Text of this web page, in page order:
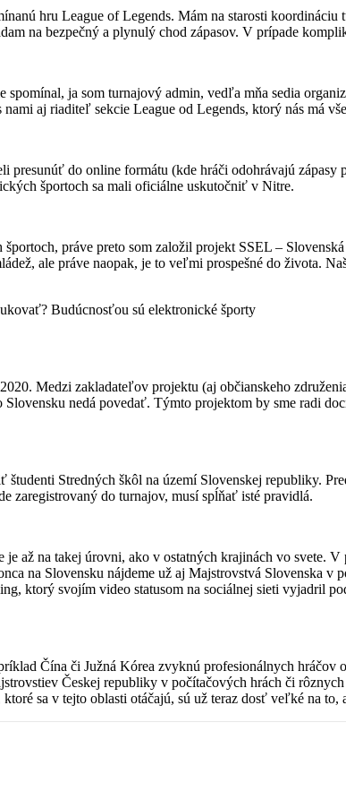
hru League of Legends. Mám na starosti
na bezpečný a plynulý chod zápasov. V prípade
ja som turnajový admin, vedľa mňa sedia
aj riaditeľ sekcie League od Legends, ktorý nás má
presunúť do online formátu (kde hráči odohrávajú
športoch sa mali oficiálne uskutočniť v Nitre.
práve preto som založil projekt SSEL –
ale práve naopak, je to veľmi prospešné do života.
Medzi zakladateľov projektu (aj občianskeho
nedá povedať. Týmto projektom by sme radi
Stredných škôl na území Slovenskej republiky.
zaregistrovaný do turnajov, musí spĺňať isté pravidlá.
až na takej úrovni, ako v ostatných krajinách vo svete.
na Slovensku nájdeme už aj Majstrovstvá Slovenska
ktorý svojím video statusom na sociálnej sieti vyjadril
Čína či Južná Kórea zvyknú profesionálnych hráčov
Českej republiky v počítačových hrách či
sa v tejto oblasti otáčajú, sú už teraz dosť veľké na to,